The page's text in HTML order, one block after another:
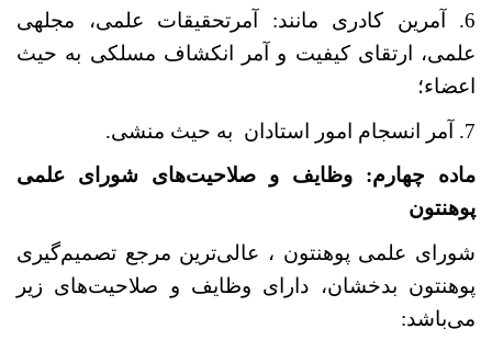
6. آمرین کادری مانند: آمرتحقیقات علمی، مجله‏ی
علمی، ارتقای کیفیت و آمر انکشاف مسلکی به حیث
اعضاء؛
7. آمر انسجام امور استادان به حیث منشی.
ماده چهارم: وظایف و صلاحیتهای شورای علمی
پوهنتون
شورای علمی پوهنتون ، عالیترین مرجع تصمیمگیری
پوهنتون بدخشان، دارای وظایف و صلاحیتهای زیر
میباشد: